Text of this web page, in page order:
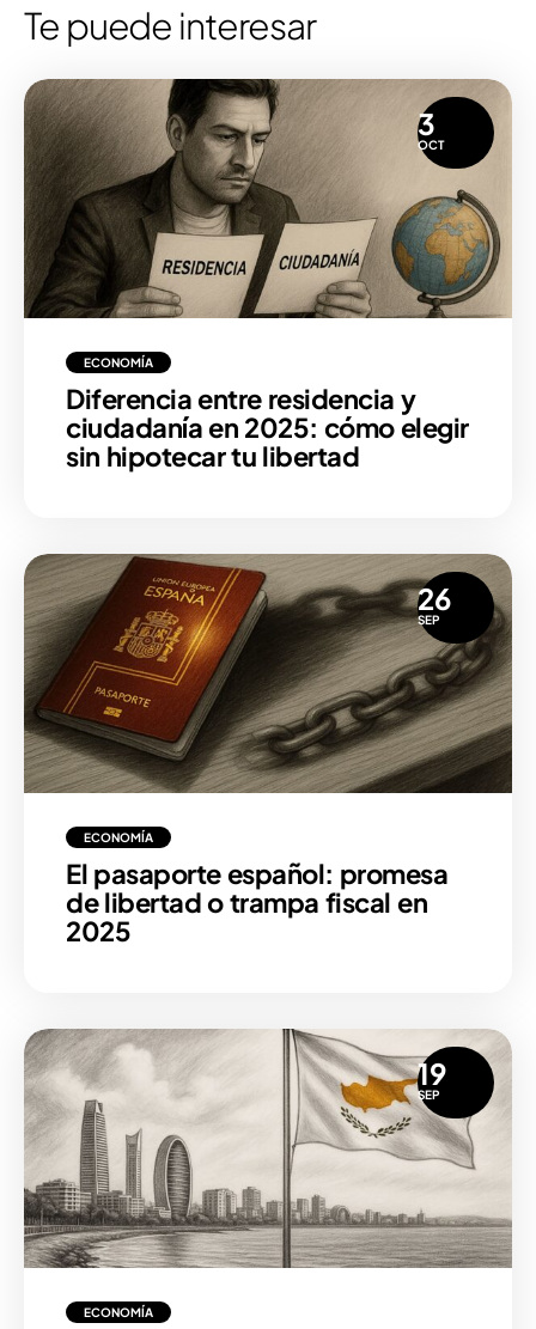
Te puede interesar
3
OCT
ECONOMÍA
Diferencia entre residencia y
ciudadanía en 2025: cómo elegir
sin hipotecar tu libertad
26
SEP
ECONOMÍA
El pasaporte español: promesa
de libertad o trampa fiscal en
2025
19
SEP
ECONOMÍA